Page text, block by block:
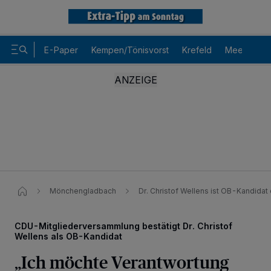
E-Paper Kempen/Tönisvorst Krefeld Meerbusch
Mönchengladbach Dr. Christof Wellens ist OB-
CDU-Mitgliederversammlung bestätigt Dr. Christof
Wellens als OB-Kandidat
„Ich möchte Verantwortung